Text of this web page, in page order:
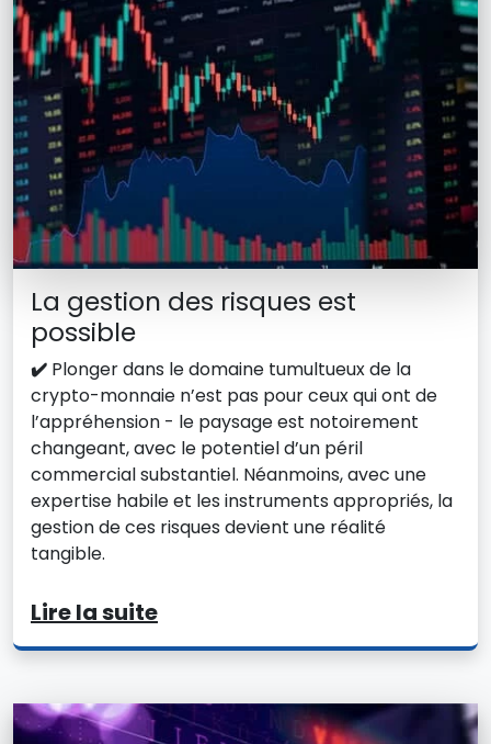
La gestion des risques est
possible
✔️ Plonger dans le domaine tumultueux de la
crypto-monnaie n’est pas pour ceux qui ont de
l’appréhension - le paysage est notoirement
changeant, avec le potentiel d’un péril
commercial substantiel. Néanmoins, avec une
expertise habile et les instruments appropriés, la
gestion de ces risques devient une réalité
tangible.
Lire la suite